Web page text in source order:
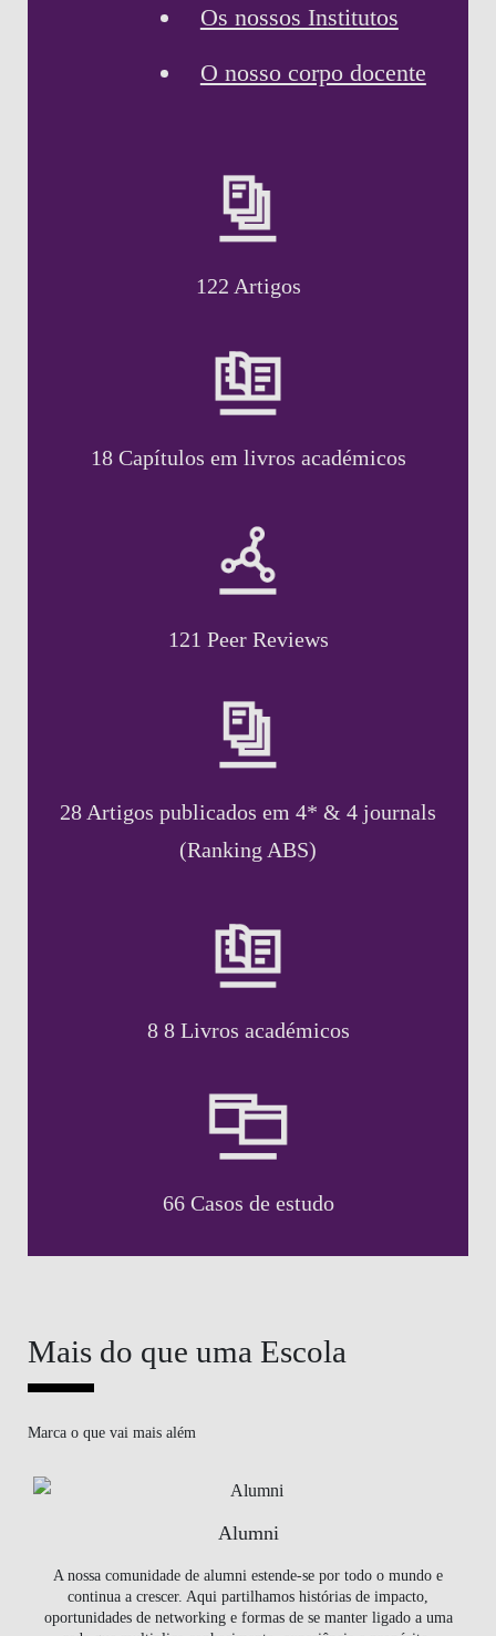
Os nossos Institutos
O nosso corpo docente
122 Artigos
18 Capítulos em livros académicos
121 Peer Reviews
28 Artigos publicados em 4* & 4 journals
(Ranking ABS)
8 8 Livros académicos
66 Casos de estudo
Mais do que uma Escola
Marca o que vai mais além
Alumni
A nossa comunidade de alumni estende-se por todo o mundo e
continua a crescer. Aqui partilhamos histórias de impacto,
oportunidades de networking e formas de se manter ligado a uma